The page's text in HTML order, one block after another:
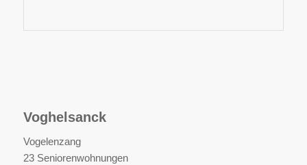
Voghelsanck
Vogelenzang
23 Seniorenwohnungen